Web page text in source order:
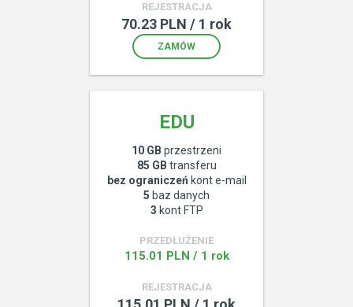
REJESTRACJA
70.23 PLN / 1 rok
ZAMÓW
EDU
10 GB przestrzeni
85 GB transferu
bez ograniczeń kont e-mail
5 baz danych
3 kont FTP
PRZEDŁUŻENIE
115.01 PLN / 1 rok
REJESTRACJA